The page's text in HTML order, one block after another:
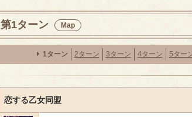
第1ターン Map
1ターン 2ターン 3ターン 4ターン 5ター
恋する乙女同盟